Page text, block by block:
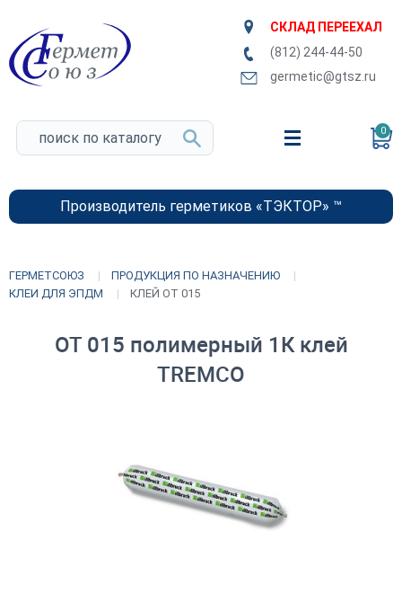
СКЛАД ПЕРЕЕХАЛ
(812) 244-44-50
germetic@gtsz.ru
0
Производитель герметиков «ТЭКТОР» ™
ГЕРМЕТСОЮЗ
ПРОДУКЦИЯ ПО НАЗНАЧЕНИЮ
КЛЕИ ДЛЯ ЭПДМ
КЛЕЙ OT 015
OT 015 полимерный 1К клей
TREMCO